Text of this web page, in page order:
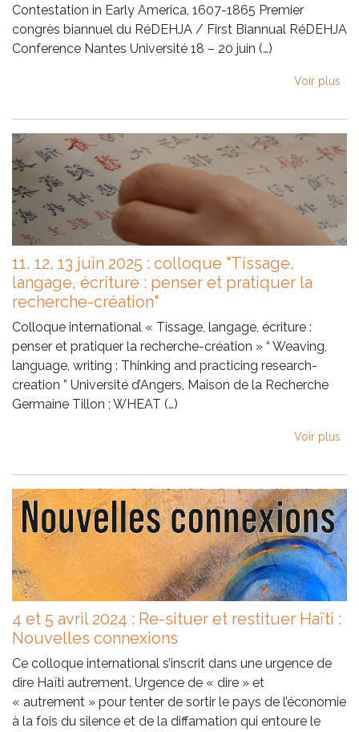
Contestation in Early America, 1607-1865 Premier
congrès biannuel du RéDEHJA / First Biannual RéDEHJA
Conference Nantes Université 18 – 20 juin (…)
Voir plus
11, 12, 13 juin 2025 : colloque "Tissage,
langage, écriture : penser et pratiquer la
recherche-création"
Colloque international « Tissage, langage, écriture :
penser et pratiquer la recherche-création » “ Weaving,
language, writing : Thinking and practicing research-
creation ” Université d’Angers, Maison de la Recherche
Germaine Tillon ; WHEAT (…)
Voir plus
4 et 5 avril 2024 : Re-situer et restituer Haïti :
Nouvelles connexions
Ce colloque international s’inscrit dans une urgence de
dire Haïti autrement. Urgence de « dire » et
« autrement » pour tenter de sortir le pays de l’économie
à la fois du silence et de la diffamation qui entoure le